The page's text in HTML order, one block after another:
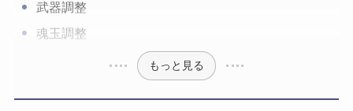
武器調整
魂玉調整
もっと見る